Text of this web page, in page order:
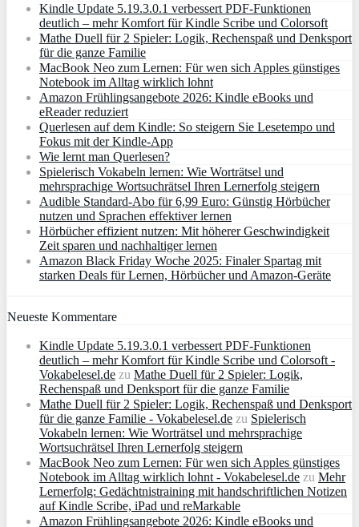
Kindle Update 5.19.3.0.1 verbessert PDF-Funktionen
deutlich – mehr Komfort für Kindle Scribe und Colorsoft
Mathe Duell für 2 Spieler: Logik, Rechenspaß und Denksport
für die ganze Familie
MacBook Neo zum Lernen: Für wen sich Apples günstiges
Notebook im Alltag wirklich lohnt
Amazon Frühlingsangebote 2026: Kindle eBooks und
eReader reduziert
Querlesen auf dem Kindle: So steigern Sie Lesetempo und
Fokus mit der Kindle-App
Wie lernt man Querlesen?
Spielerisch Vokabeln lernen: Wie Worträtsel und
mehrsprachige Wortsuchrätsel Ihren Lernerfolg steigern
Audible Standard-Abo für 6,99 Euro: Günstig Hörbücher
nutzen und Sprachen effektiver lernen
Hörbücher effizient nutzen: Mit höherer Geschwindigkeit
Zeit sparen und nachhaltiger lernen
Amazon Black Friday Woche 2025: Finaler Spartag mit
starken Deals für Lernen, Hörbücher und Amazon‑Geräte
Neueste Kommentare
Kindle Update 5.19.3.0.1 verbessert PDF-Funktionen
deutlich – mehr Komfort für Kindle Scribe und Colorsoft -
Vokabelesel.de zu Mathe Duell für 2 Spieler: Logik,
Rechenspaß und Denksport für die ganze Familie
Mathe Duell für 2 Spieler: Logik, Rechenspaß und Denksport
für die ganze Familie - Vokabelesel.de zu Spielerisch
Vokabeln lernen: Wie Worträtsel und mehrsprachige
Wortsuchrätsel Ihren Lernerfolg steigern
MacBook Neo zum Lernen: Für wen sich Apples günstiges
Notebook im Alltag wirklich lohnt - Vokabelesel.de zu Mehr
Lernerfolg: Gedächtnistraining mit handschriftlichen Notizen
auf Kindle Scribe, iPad und reMarkable
Amazon Frühlingsangebote 2026: Kindle eBooks und